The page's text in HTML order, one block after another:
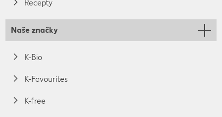
Recepty
Naše značky
K-Bio
K-Favourites
K-free